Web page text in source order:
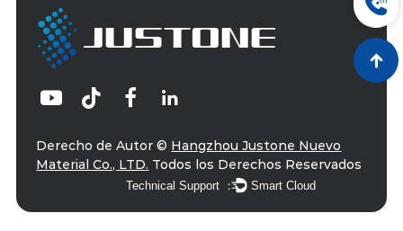
Derecho de Autor © Hangzhou Justone Nuevo
Material Co., LTD. Todos los Derechos Reservados
Technical Support ： Smart Cloud